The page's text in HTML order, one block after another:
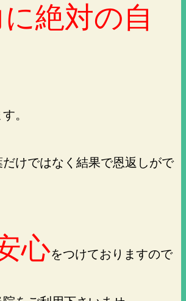
絶対の自
。
けではなく結果で恩返しがで
心をつけておりますので